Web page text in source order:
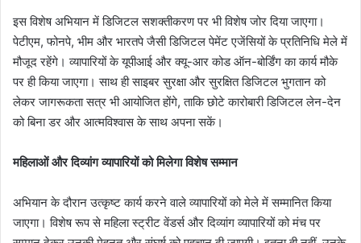
इस विशेष अभियान में डिजिटल सशक्तीकरण पर भी विशेष जोर दिया जाएगा।
पेटीएम, फोनपे, भीम और भारतपे जैसी डिजिटल पेमेंट एजेंसियों के प्रतिनिधि मेले में
मौजूद रहेंगे। व्यापारियों के यूपीआई और क्यू-आर कोड ऑन-बोर्डिंग का कार्य मौके
पर ही किया जाएगा। साथ ही साइबर सुरक्षा और सुरक्षित डिजिटल भुगतान को
लेकर जागरूकता सत्र भी आयोजित होंगे, ताकि छोटे कारोबारी डिजिटल लेन-देन
को बिना डर और आत्मविश्वास के साथ अपना सकें।
महिलाओं और दिव्यांग व्यापारियों को मिलेगा विशेष सम्मान
अभियान के दौरान उत्कृष्ट कार्य करने वाले व्यापारियों को मेले में सम्मानित किया
जाएगा। विशेष रूप से महिला स्ट्रीट वेंडर्स और दिव्यांग व्यापारियों को मंच पर